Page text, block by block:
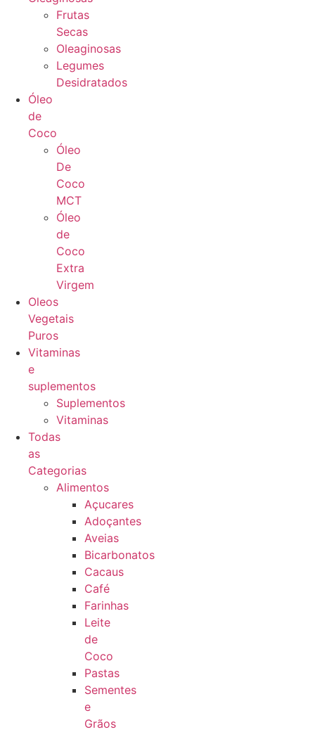
Frutas
Secas
Oleaginosas
Legumes
Desidratados
Óleo
de
Coco
Óleo
De
Coco
MCT
Óleo
de
Coco
Extra
Virgem
Oleos
Vegetais
Puros
Vitaminas
e
suplementos
Suplementos
Vitaminas
Todas
as
Categorias
Alimentos
Açucares
Adoçantes
Aveias
Bicarbonatos
Cacaus
Café
Farinhas
Leite
de
Coco
Pastas
Sementes
e
Grãos